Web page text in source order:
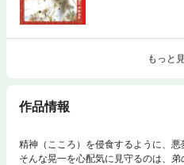
もっと
作品情報
精神（こころ）を侵食するように、悪
そんな晃一を心配気に見守るのは、弟